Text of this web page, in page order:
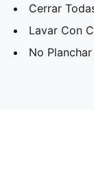
Cerrar
Lavar Con
No